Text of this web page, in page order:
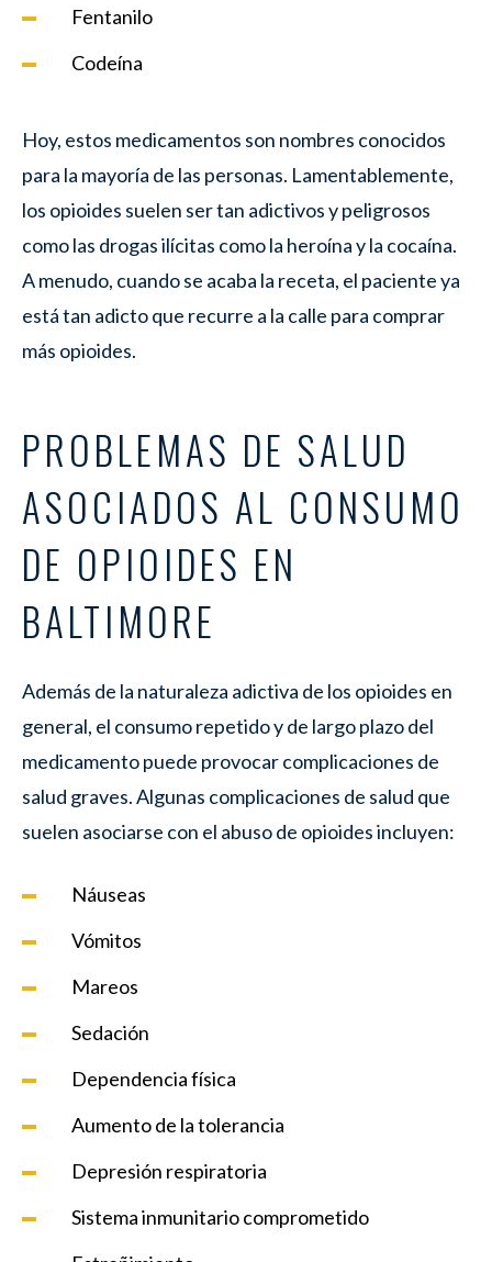
Fentanilo
Codeína
Hoy, estos medicamentos son nombres conocidos
para la mayoría de las personas. Lamentablemente,
los opioides suelen ser tan adictivos y peligrosos
como las drogas ilícitas como la heroína y la cocaína.
A menudo, cuando se acaba la receta, el paciente ya
está tan adicto que recurre a la calle para comprar
más opioides.
PROBLEMAS DE SALUD
ASOCIADOS AL CONSUMO
DE OPIOIDES EN
BALTIMORE
Además de la naturaleza adictiva de los opioides en
general, el consumo repetido y de largo plazo del
medicamento puede provocar complicaciones de
salud graves. Algunas complicaciones de salud que
suelen asociarse con el abuso de opioides incluyen:
Náuseas
Vómitos
Mareos
Sedación
Dependencia física
Aumento de la tolerancia
Depresión respiratoria
Sistema inmunitario comprometido